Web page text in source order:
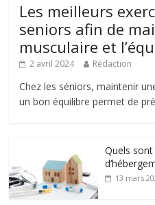
Les meilleurs
seniors afin de
musculaire et
2 avril 2024 Rédaction
Chez les séniors, maintenir
un bon équilibre permet de
Quels
13 mars